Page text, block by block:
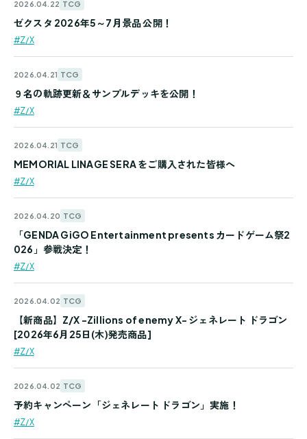
2026.04.22 TCG
#Z/X
ゼクスタ 2026年5～7月景品 公開！
2026.04.21 TCG
#Z/X
９名の軌跡更新＆サンプルデッキを公開！
2026.04.21 TCG
#Z/X
MEMORIAL LINAGE SERA をご購入された皆様へ
2026.04.20 TCG
#Z/X
「GENDA GiGO Entertainment presents カードゲーム祭2
026」参戦決定！
2026.04.02 TCG
#Z/X
【新商品】Z/X -Zillions of enemy X- ジェネレート ドラゴン
[2026年6月25日(木)発売商品]
2026.04.02 TCG
#Z/X
予約キャンペーン「ジェネレート ドラゴン」実施！